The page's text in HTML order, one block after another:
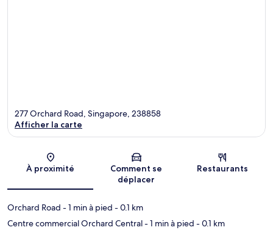
Carte
277 Orchard Road, Singapore, 238858
Afficher la carte
À proximité
Comment se
déplacer
Restaurants
Orchard Road - 1 min à pied - 0.1 km
Centre commercial Orchard Central- 1 min à pied - 0.1 km